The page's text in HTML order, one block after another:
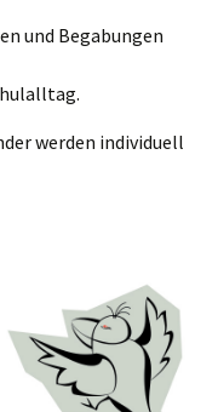
und Begabungen
werden individuell